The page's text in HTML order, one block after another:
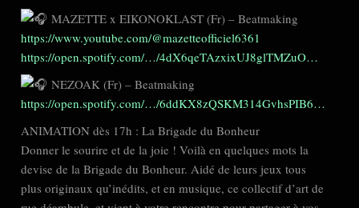
MAZETTE x EIKONOKLAST (Fr) – Beatmaking
https://www.youtube.com/@mazetteofficiel6361
https://open.spotify.com/…/4dX6qeTAzxixUJ8glTMZuO…
NEZOAK (Fr) – Beatmaking
https://open.spotify.com/…/6ddKX8zQSKM314GvhsPIB6…
ANIMATION dès 17h : La Brigade du Bonheur
Donner le sourire et de la joie ! Voilà en quelques mots la
devise de la Brigade du Bonheur. Aidé de leurs jeux tous
plus originaux qu’inédits, et en musique, ce collectif d’art de